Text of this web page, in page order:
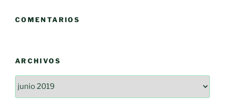
COMENTARIOS
ARCHIVOS
Archivos